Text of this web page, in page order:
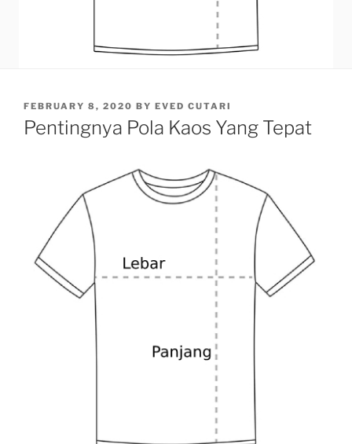
POSTED
ON
FEBRUARY 8, 2020 BY EVED CUTARI
Pentingnya Pola Kaos Yang Tepat